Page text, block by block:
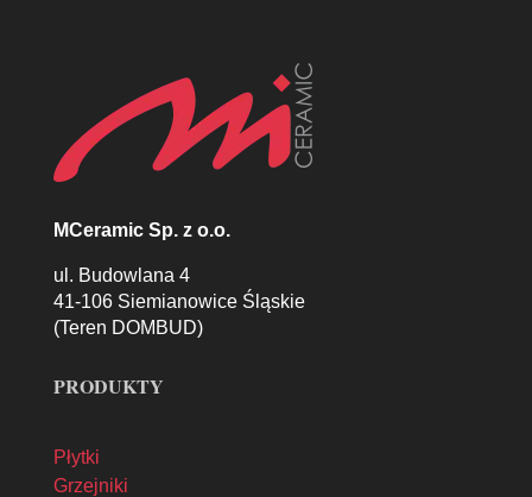
MCeramic Sp. z o.o.
ul. Budowlana 4
41-106 Siemianowice Śląskie
(Teren DOMBUD)
PRODUKTY
Płytki
Grzejniki